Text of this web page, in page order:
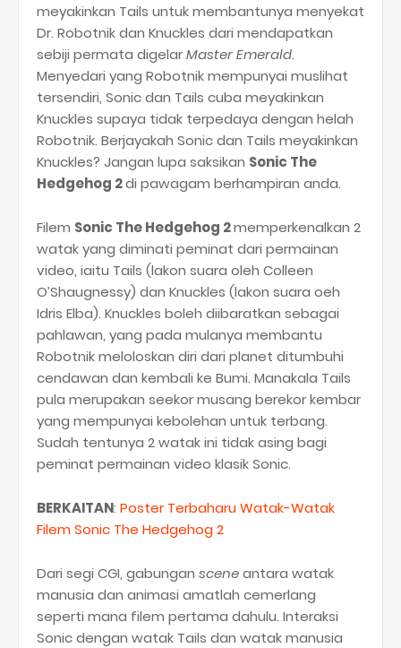
meyakinkan Tails untuk membantunya menyekat
Dr. Robotnik dan Knuckles dari mendapatkan
sebiji permata digelarMaster Emerald.
Menyedari yang Robotnik mempunyai muslihat
tersendiri, Sonic dan Tails cuba meyakinkan
Knuckles supaya tidak terpedaya dengan helah
Robotnik. Berjayakah Sonic dan Tails meyakinkan
Knuckles? Jangan lupa saksikan Sonic The
Hedgehog 2di pawagam berhampiran anda.
Filem Sonic The Hedgehog 2memperkenalkan 2
watak yang diminati peminat dari permainan
video, iaitu Tails (lakon suara oleh Colleen
O’Shaugnessy) dan Knuckles (lakon suara oeh
Idris Elba). Knuckles boleh diibaratkan sebagai
pahlawan, yang pada mulanya membantu
Robotnik meloloskan diri dari planet ditumbuhi
cendawan dan kembali ke Bumi. Manakala Tails
pula merupakan seekor musang berekor kembar
yang mempunyai kebolehan untuk terbang.
Sudah tentunya 2 watak ini tidak asing bagi
peminat permainan video klasik Sonic.
BERKAITAN: Poster Terbaharu Watak-Watak
Filem Sonic The Hedgehog 2
Dari segi CGI, gabungan sceneantara watak
manusia dan animasi amatlah cemerlang
seperti mana filem pertama dahulu. Interaksi
Sonic dengan watak Tails dan watak manusia